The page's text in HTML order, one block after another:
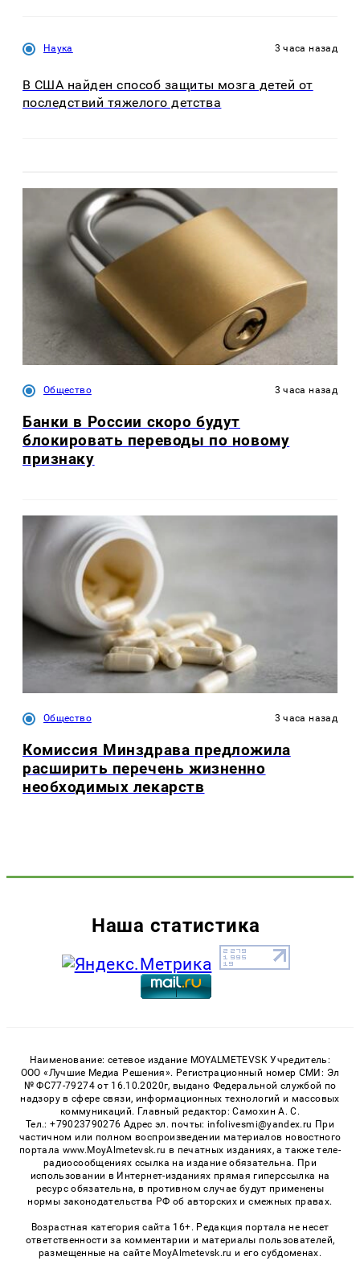
Наука 3 часа назад
В США найден способ защиты мозга детей от
последствий тяжелого детства
Общество 3 часа назад
Банки в России скоро будут
блокировать переводы по новому
признаку
Общество 3 часа назад
Комиссия Минздрава предложила
расширить перечень жизненно
необходимых лекарств
Наша статистика
Наименование: сетевое издание MOYALMETEVSK Учредитель:
ООО «Лучшие Медиа Решения». Регистрационный номер СМИ: Эл
№ ФС77-79274 от 16.10.2020г, выдано Федеральной службой по
надзору в сфере связи, информационных технологий и массовых
коммуникаций. Главный редактор: Самохин А. С.
Тел.: +79023790276 Адрес эл. почты: infolivesmi@yandex.ru При
частичном или полном воспроизведении материалов новостного
портала www.MoyAlmetevsk.ru в печатных изданиях, а также теле-
радиосообщениях ссылка на издание обязательна. При
использовании в Интернет-изданиях прямая гиперссылка на
ресурс обязательна, в противном случае будут применены
нормы законодательства РФ об авторских и смежных правах.
Возрастная категория сайта 16+. Редакция портала не несет
ответственности за комментарии и материалы пользователей,
размещенные на сайте MoyAlmetevsk.ru и его субдоменах.